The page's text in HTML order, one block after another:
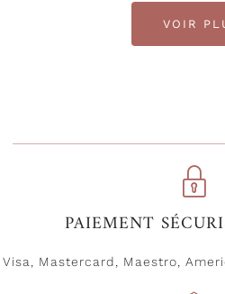
VOIR
PAIEMENT
Visa, Mastercard, Maestro,